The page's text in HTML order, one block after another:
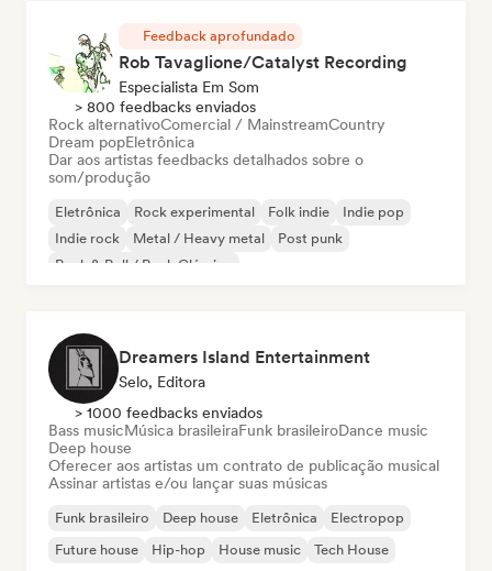
Feedback aprofundado
Rob Tavaglione/Catalyst Recording
Especialista Em Som
> 800 feedbacks enviados
Rock alternativoComercial / MainstreamCountry
Dream popEletrônica
Dar aos artistas feedbacks detalhados sobre o
som/produção
Eletrônica Rock experimental Folk indie
Indie pop
Indie rock
Metal / Heavy metal
Post punk
Rock & Roll / Rock Clássico
Dreamers Island Entertainment
Selo, Editora
> 1000 feedbacks enviados
Bass musicMúsica brasileiraFunk brasileiroDance music
Deep house
Oferecer aos artistas um contrato de publicação musical
Assinar artistas e/ou lançar suas músicas
Funk brasileiro Deep house Eletrônica
Electropop
Future house
Hip-hop House music Tech House